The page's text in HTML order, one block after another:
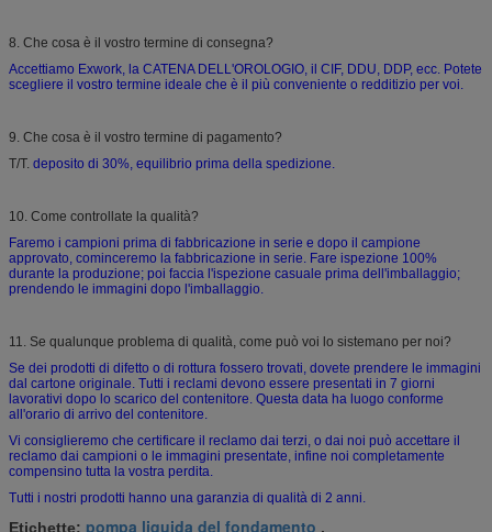
8. Che cosa è il vostro termine di consegna?
Accettiamo Exwork, la CATENA DELL'OROLOGIO, il CIF, DDU, DDP, ecc. Potete
scegliere il vostro termine ideale che è il più conveniente o redditizio per voi.
9. Che cosa è il vostro termine di pagamento?
T/T. deposito di 30%, equilibrio prima della spedizione.
10. Come controllate la qualità?
Faremo i campioni prima di fabbricazione in serie e dopo il campione
approvato, cominceremo la fabbricazione in serie. Fare ispezione 100%
durante la produzione; poi faccia l'ispezione casuale prima dell'imballaggio;
prendendo le immagini dopo l'imballaggio.
11. Se qualunque problema di qualità, come può voi lo sistemano per noi?
Se dei prodotti di difetto o di rottura fossero trovati, dovete prendere le immagini
dal cartone originale. Tutti i reclami devono essere presentati in 7 giorni
lavorativi dopo lo scarico del contenitore. Questa data ha luogo conforme
all'orario di arrivo del contenitore.
Vi consiglieremo che certificare il reclamo dai terzi, o dai noi può accettare il
reclamo dai campioni o le immagini presentate, infine noi completamente
compensino tutta la vostra perdita.
Tutti i nostri prodotti hanno una garanzia di qualità di 2 anni.
Etichette: pompa liquida del fondamento ,